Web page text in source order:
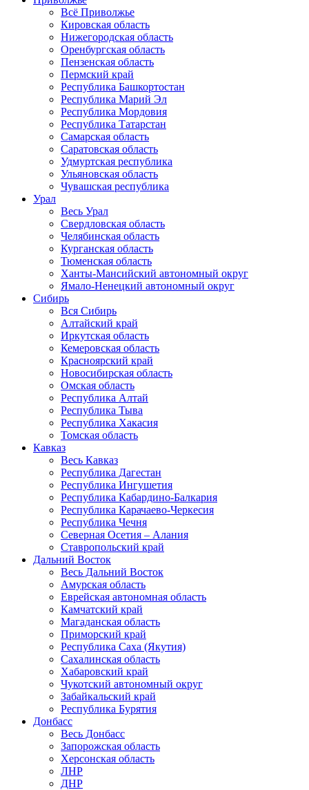
Всё Приволжье
Кировская область
Нижегородская область
Оренбургская область
Пензенская область
Пермский край
Республика Башкортостан
Республика Марий Эл
Республика Мордовия
Республика Татарстан
Самарская область
Саратовская область
Удмуртская республика
Ульяновская область
Чувашская республика
Урал
Весь Урал
Свердловская область
Челябинская область
Курганская область
Тюменская область
Ханты-Мансийский автономный округ
Ямало-Ненецкий автономный округ
Сибирь
Вся Сибирь
Алтайский край
Иркутская область
Кемеровская область
Красноярский край
Новосибирская область
Омская область
Республика Алтай
Республика Тыва
Республика Хакасия
Томская область
Кавказ
Весь Кавказ
Республика Дагестан
Республика Ингушетия
Республика Кабардино-Балкария
Республика Карачаево-Черкесия
Республика Чечня
Северная Осетия – Алания
Ставропольский край
Дальний Восток
Весь Дальний Восток
Амурская область
Еврейская автономная область
Камчатский край
Магаданская область
Приморский край
Республика Саха (Якутия)
Сахалинская область
Хабаровский край
Чукотский автономный округ
Забайкальский край
Республика Бурятия
Донбасс
Весь Донбасс
Запорожская область
Херсонская область
ЛНР
ДНР